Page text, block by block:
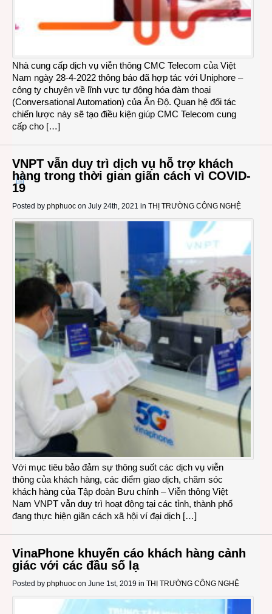
Nhà cung cấp dịch vụ viễn thông CMC Telecom của Việt
Nam ngày 28-4-2022 thông báo đã hợp tác với Uniphore –
công ty chuyên về lĩnh vực tự động hóa đàm thoại
(Conversational Automation) của Ấn Độ. Quan hệ đối tác
chiến lược này sẽ tạo điều kiện giúp CMC Telecom cung
cấp cho […]
VNPT vẫn duy trì dịch vụ hỗ trợ khách
hàng trong thời gian giãn cách vì COVID-
19
Posted by phphuoc on July 24th, 2021 in THỊ TRƯỜNG CÔNG NGHỆ
Với mục tiêu bảo đảm sự thông suốt các dịch vụ viễn
thông của khách hàng, các điểm giao dịch, chăm sóc
khách hàng của Tập đoàn Bưu chính – Viễn thông Việt
Nam VNPT vẫn duy trì hoạt động tại các tỉnh, thành phố
đang thực hiện giãn cách xã hội ví đại dịch […]
VinaPhone khuyến cáo khách hàng cảnh
giác với các đầu số lạ
Posted by phphuoc on June 1st, 2019 in THỊ TRƯỜNG CÔNG NGHỆ